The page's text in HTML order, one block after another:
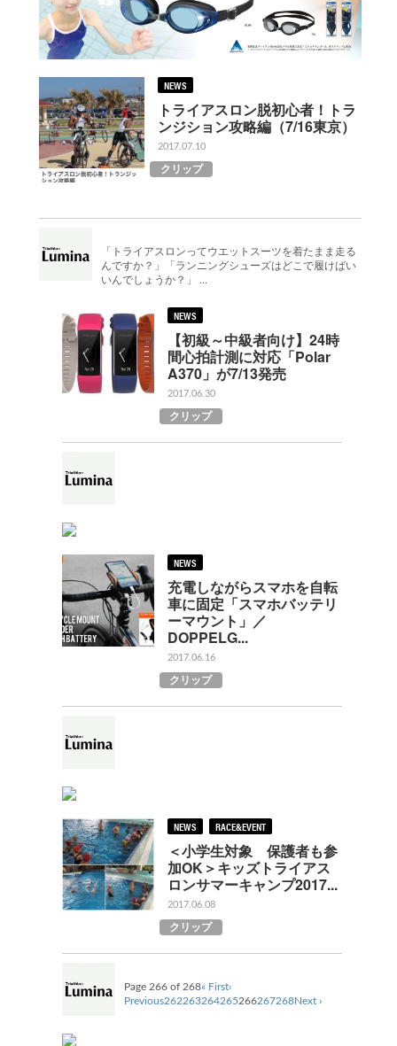
NEWS
トライアスロン脱初心者！トラ
ンジション攻略編（7/16東京）
2017.07.10
クリップ
「トライアスロンってウエットスーツを着たまま走る
んですか？」「ランニングシューズはどこで履けばい
いんでしょうか？」 ...
NEWS
【初級～中級者向け】24時
間心拍計測に対応「Polar
A370」が7/13発売
2017.06.30
クリップ
NEWS
充電しながらスマホを自転
車に固定「スマホバッテリ
ーマウント」／
DOPPELG...
2017.06.16
クリップ
NEWS RACE&EVENT
＜小学生対象 保護者も参
加OK＞キッズトライアス
ロンサマーキャンプ2017...
2017.06.08
クリップ
Page 266 of 268« First‹
Previous262263264265266267268Next ›